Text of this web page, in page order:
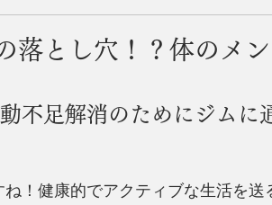
落とし穴！？体のメ
動不足解消のためにジムに
！健康的でアクティブな生活を